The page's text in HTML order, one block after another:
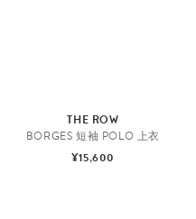
THE ROW
BORGES 短袖 POLO 上衣
¥15,600